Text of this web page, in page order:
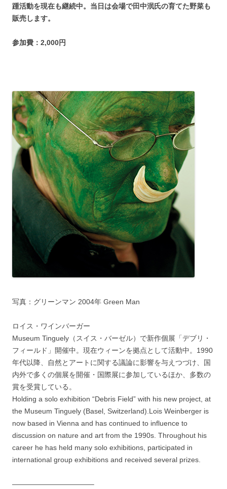
踵活動を現在も継続中。当日は会場で田中泯氏の育てた野菜も
販売します。
参加費：2,000円
写真：グリーンマン 2004年 Green Man
ロイス・ワインバーガー
Museum Tinguely（スイス・バーゼル）で新作個展「デブリ・
フィールド」開催中。現在ウィーンを拠点として活動中。1990
年代以降、自然とアートに関する議論に影響を与えつづけ、国
内外で多くの個展を開催・国際展に参加しているほか、多数の
賞を受賞している。
Holding a solo exhibition “Debris Field” with his new project, at
the Museum Tinguely (Basel, Switzerland).Lois Weinberger is
now based in Vienna and has continued to influence to
discussion on nature and art from the 1990s. Throughout his
career he has held many solo exhibitions, participated in
international group exhibitions and received several prizes.
———————————–